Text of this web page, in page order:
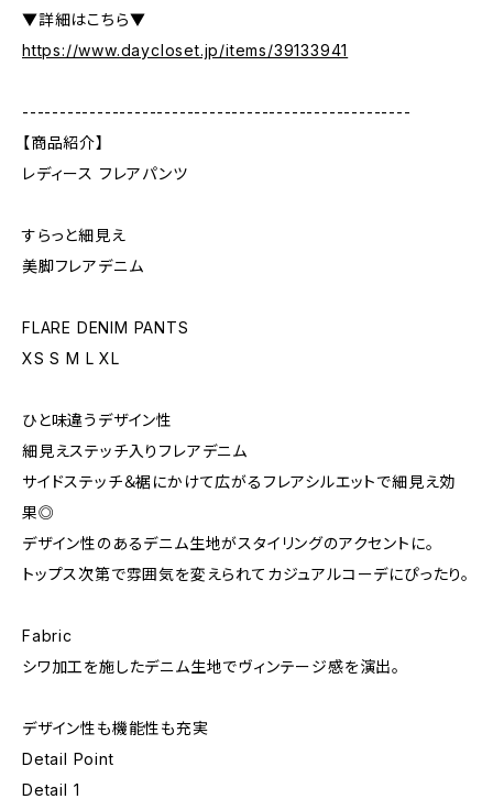
▼詳細はこちら▼
https://www.daycloset.jp/items/39133941
----------------------------------------------------
【商品紹介】
レディース フレアパンツ
すらっと細見え
美脚フレアデニム
FLARE DENIM PANTS
XS S M L XL
ひと味違うデザイン性
細見えステッチ入りフレアデニム
サイドステッチ＆裾にかけて広がるフレアシルエットで細見え効
果◎
デザイン性のあるデニム生地がスタイリングのアクセントに。
トップス次第で雰囲気を変えられてカジュアルコーデにぴったり。
Fabric
シワ加工を施したデニム生地でヴィンテージ感を演出。
デザイン性も機能性も充実
Detail Point
Detail 1